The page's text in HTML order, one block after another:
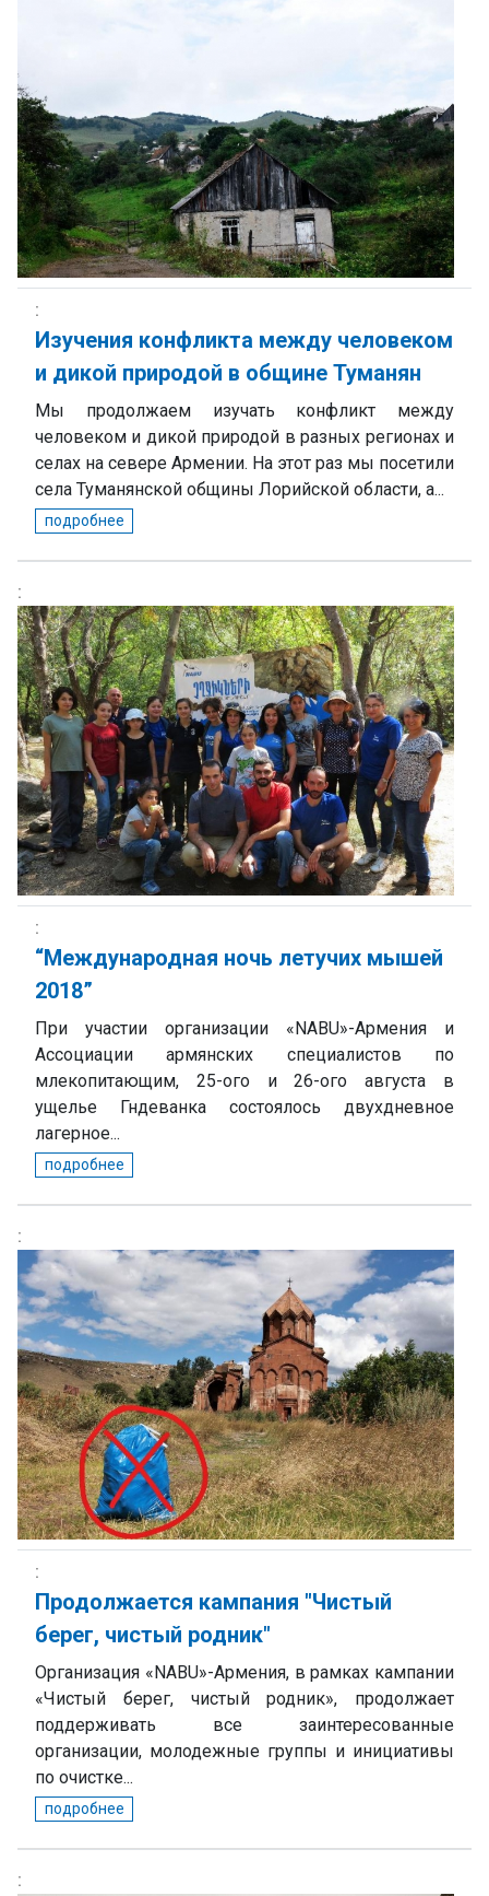
Изучения конфликта между человеком
и дикой природой в общине Туманян
Мы продолжаем изучать конфликт между
человеком и дикой природой в разных регионах и
селах на севере Армении. На этот раз мы посетили
села Туманянской общины Лорийской области, а...
подробнее
“Международная ночь летучих мышей
2018”
При участии организации «NABU»-Армения и
Ассоциации армянских специалистов по
млекопитающим, 25-ого и 26-ого августа в
ущелье Гндеванка состоялось двухдневное
лагерное...
подробнее
Продолжается кампания "Чистый
берег, чистый родник"
Организация «NABU»-Армения, в рамках кампании
«Чистый берег, чистый родник», продолжает
поддерживать все заинтересованные
организации, молодежные группы и инициативы
по очистке...
подробнее